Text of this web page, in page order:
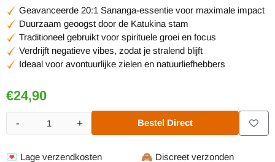
Geavanceerde 20:1 Sananga-essentie voor maximale impact
Duurzaam geoogst door de Katukina stam
Traditioneel gebruikt voor spirituele groei en focus
Verdrijft negatieve vibes, zodat je stralend blijft
Ideaal voor avontuurlijke zielen en natuurliefhebbers
€24,90
+
- Bestel Direct
💌 Lage verzendkosten 🙈 Discreet verzonden